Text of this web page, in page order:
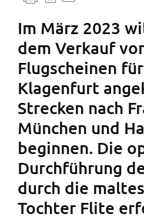
Im März 2023
dem Verkauf
Flugscheinen
Klagenfurt
Strecken nach
München und
beginnen. Die
Durchführung
durch die
Tochter Flite